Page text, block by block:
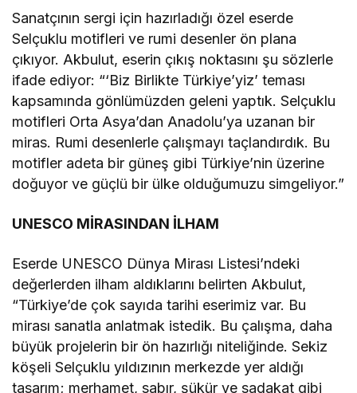
Sanatçının sergi için hazırladığı özel eserde
Selçuklu motifleri ve rumi desenler ön plana
çıkıyor. Akbulut, eserin çıkış noktasını şu sözlerle
ifade ediyor: “‘Biz Birlikte Türkiye’yiz’ teması
kapsamında gönlümüzden geleni yaptık. Selçuklu
motifleri Orta Asya’dan Anadolu’ya uzanan bir
miras. Rumi desenlerle çalışmayı taçlandırdık. Bu
motifler adeta bir güneş gibi Türkiye’nin üzerine
doğuyor ve güçlü bir ülke olduğumuzu simgeliyor.”
UNESCO MİRASINDAN İLHAM
Eserde UNESCO Dünya Mirası Listesi’ndeki
değerlerden ilham aldıklarını belirten Akbulut,
“Türkiye’de çok sayıda tarihi eserimiz var. Bu
mirası sanatla anlatmak istedik. Bu çalışma, daha
büyük projelerin bir ön hazırlığı niteliğinde. Sekiz
köşeli Selçuklu yıldızının merkezde yer aldığı
tasarım; merhamet, sabır, şükür ve sadakat gibi